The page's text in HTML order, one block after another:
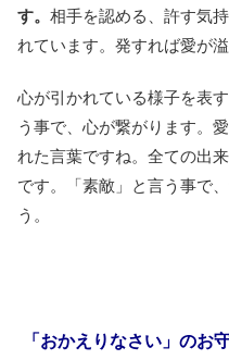
す。 相手を認める、許す気
れています。発すれば愛が溢
心が引かれている様子を表
う事で、心が繋がります。
れた言葉ですね。全ての出
です。「素敵」と言う事で
う。
「おかえりなさい」のお